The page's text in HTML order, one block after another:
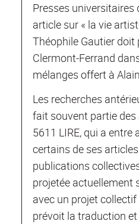
Presses universitaires
article sur « la vie
Théophile Gautier doit
Clermont-Ferrand
mélanges offert à
Les recherches
fait souvent partie des
5611 LIRE, qui a entre
certains de ses
publications
projetée actuellement
avec un projet
prévoit la traduction